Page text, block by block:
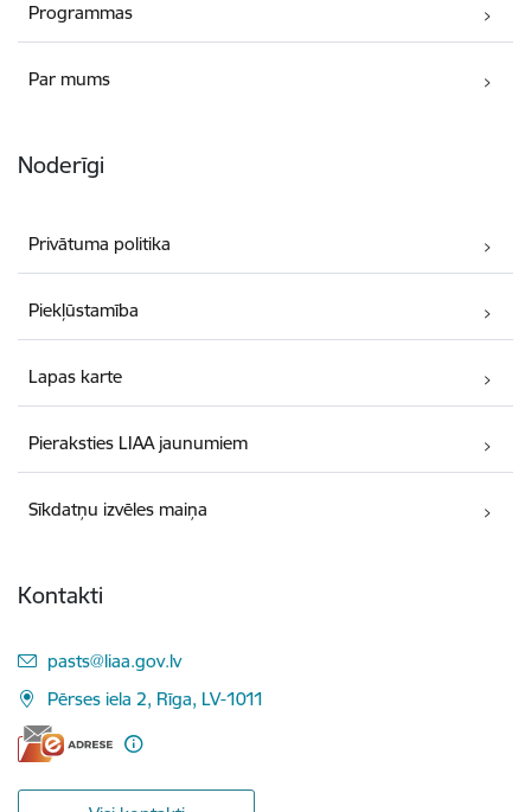
Programmas
Par mums
Noderīgi
Privātuma politika
Piekļūstamība
Lapas karte
Pieraksties LIAA jaunumiem
Sīkdatņu izvēles maiņa
Kontakti
E-pasts:
pasts@liaa.gov.lv
Pērses iela 2, Rīga, LV-1011